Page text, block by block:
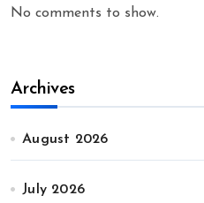
No comments to show.
Archives
August 2026
July 2026